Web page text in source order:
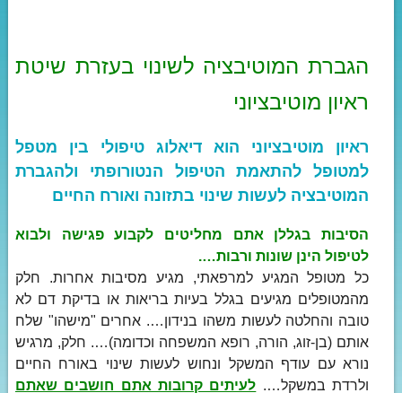
הגברת המוטיבציה לשינוי בעזרת שיטת
ראיון מוטיבציוני
ראיון מוטיבציוני הוא דיאלוג טיפולי בין מטפל
למטופל להתאמת הטיפול הנטורופתי ולהגברת
המוטיבציה לעשות שינוי בתזונה ואורח החיים
הסיבות בגללן אתם מחליטים לקבוע פגישה ולבוא
לטיפול הינן שונות ורבות….
כל מטופל המגיע למרפאתי, מגיע מסיבות אחרות. חלק
מהמטופלים מגיעים בגלל בעיות בריאות או בדיקת דם לא
טובה והחלטה לעשות משהו בנידון…. אחרים "מישהו" שלח
אותם (בן-זוג, הורה, רופא המשפחה וכדומה)…. חלק, מרגיש
נורא עם עודף המשקל ונחוש לעשות שינוי באורח החיים
ולרדת במשקל…. לעיתים קרובות אתם חושבים שאתם